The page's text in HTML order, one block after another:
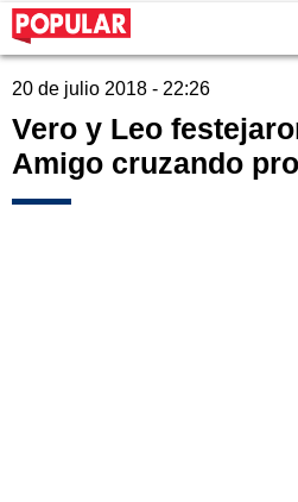
20 de julio 2018 - 22:26
Vero y Leo
Amigo cruzando